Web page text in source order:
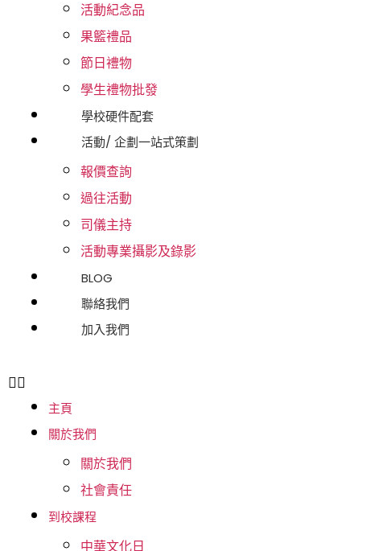
活動紀念品
果籃禮品
節日禮物
學生禮物批發
學校硬件配套
活動/ 企劃一站式策劃
報價查詢
過往活動
司儀主持
活動專業攝影及錄影
BLOG
聯絡我們
加入我們
主頁
關於我們
關於我們
社會責任
到校課程
中華文化日